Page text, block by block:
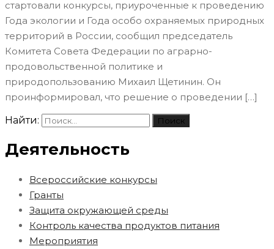
стартовали конкурсы, приуроченные к проведению
Года экологии и Года особо охраняемых природных
территорий в России, сообщил председатель
Комитета Совета Федерации по аграрно-
продовольственной политике и
природопользованию Михаил Щетинин. Он
проинформировал, что решение о проведении […]
Найти:
Деятельность
Всероссийские конкурсы
Гранты
Защита окружающей среды
Контроль качества продуктов питания
Мероприятия